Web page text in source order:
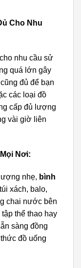
Cho Nhu
nhu cầu sử
quá lớn gây
đủ để bạn
các loại đồ
cấp đủ lượng
vài giờ liên
Nơi:
nhẹ, bình
xách, balo,
chai nước bên
thể thao hay
sàng đồng
đồ uống